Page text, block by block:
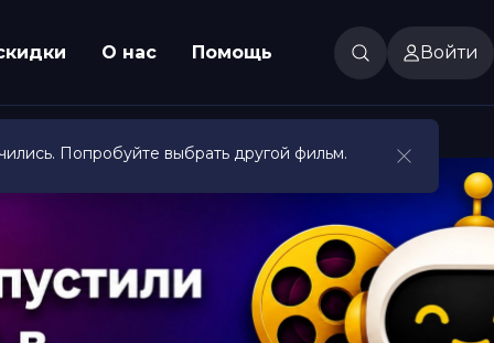
О нас Помощь Войти
Попробуйте выбрать другой фильм.